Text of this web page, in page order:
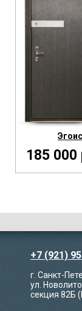
185 000
+7 (921)
г. Санкт-
ул.
секция 82Б